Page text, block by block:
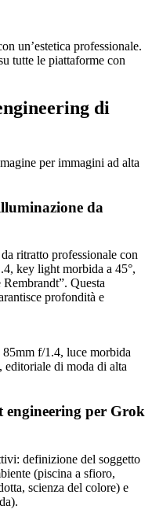
un’estetica professionale.
tutte le piattaforme con
di
per immagini ad alta
da
ritratto professionale con
key light morbida a 45°,
Questa
profondità e
f/1.4, luce morbida
editoriale di moda di alta
per Grok
definizione del soggetto
(piscina a sfioro,
scienza del colore) e